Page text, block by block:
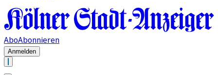
AboAbonnieren
Anmelden